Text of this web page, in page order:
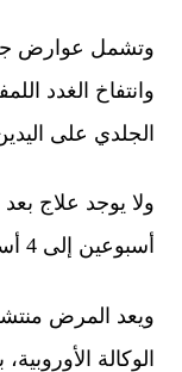
وتشمل عوارض
وانتفاخ الغدد
الجلدي على
ولا يوجد علاج
أسبوعين إلى 4 أسابيع.
الوكالة